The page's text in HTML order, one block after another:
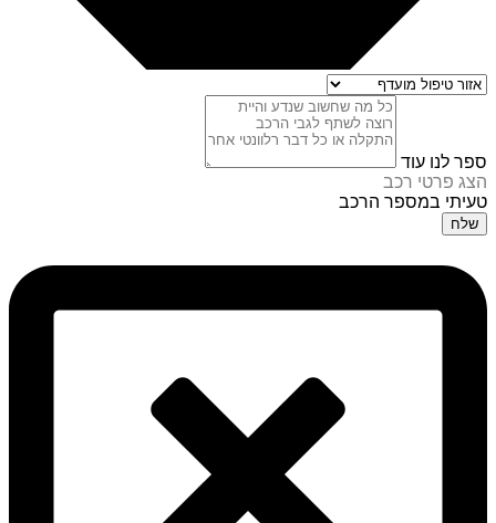
ספר לנו עוד
הצג פרטי רכב
טעיתי במספר הרכב
שלח